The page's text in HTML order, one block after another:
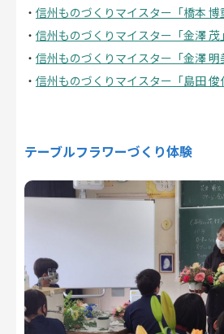
信州ものづくりマイスター「橋本
信州ものづくりマイスター「金澤
信州ものづくりマイスター「金澤
信州ものづくりマイスター「島田
テーブルフラワーづくり体験